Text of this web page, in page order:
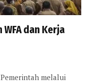
dan Kerja
Pemerintah melalui